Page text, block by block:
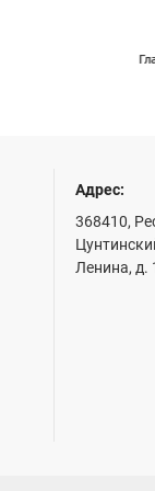
Адрес:
368410,
Ленина, д.